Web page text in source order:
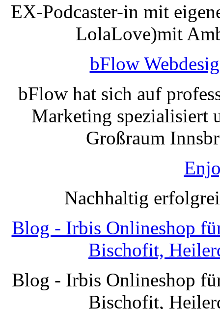
EX-Podcaster-in mit
LolaLove)mit
bFlow
bFlow hat sich auf
Marketing spezialisiert
Großraum
Nachhaltig
Blog - Irbis Onlineshop
Bischofit,
Blog - Irbis Onlineshop
Bischofit,